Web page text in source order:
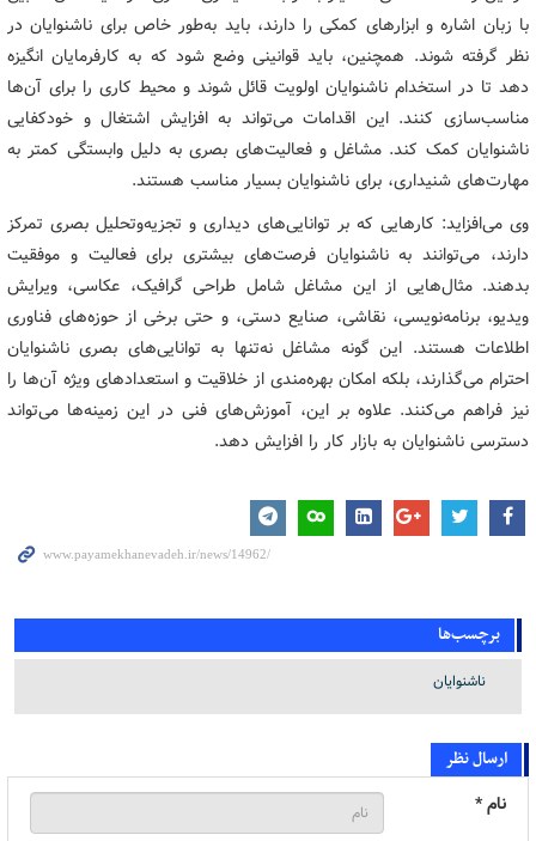
با زبان اشاره و ابزارهای کمکی را دارند، باید به‌طور خاص برای ناشنوایان در
نظر گرفته شوند. همچنین، باید قوانینی وضع شود که به کارفرمایان انگیزه
دهد تا در استخدام ناشنوایان اولویت قائل شوند و محیط کاری را برای آن‌ها
مناسب‌سازی کنند. این اقدامات می‌تواند به افزایش اشتغال و خودکفایی
ناشنوایان کمک کند. مشاغل و فعالیت‌های بصری به دلیل وابستگی کمتر به
مهارت‌های شنیداری، برای ناشنوایان بسیار مناسب هستند.
وی می‌افزاید: کارهایی که بر توانایی‌های دیداری و تجزیه‌وتحلیل بصری تمرکز
دارند، می‌توانند به ناشنوایان فرصت‌های بیشتری برای فعالیت و موفقیت
بدهند. مثال‌هایی از این مشاغل شامل طراحی گرافیک، عکاسی، ویرایش
ویدیو، برنامه‌نویسی، نقاشی، صنایع دستی، و حتی برخی از حوزه‌های فناوری
اطلاعات هستند. این گونه مشاغل نه‌تنها به توانایی‌های بصری ناشنوایان
احترام می‌گذارند، بلکه امکان بهره‌مندی از خلاقیت و استعدادهای ویژه آن‌ها را
نیز فراهم می‌کنند. علاوه بر این، آموزش‌های فنی در این زمینه‌ها می‌تواند
دسترسی ناشنوایان به بازار کار را افزایش دهد.
برچسب‌ها
ناشنوایان
ارسال نظر
نام *